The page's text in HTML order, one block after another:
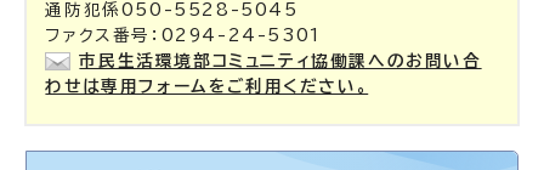
通防犯係050-5528-5045
ファクス番号：0294-24-5301
市民生活環境部コミュニティ協働課へのお問い合
わせは専用フォームをご利用ください。